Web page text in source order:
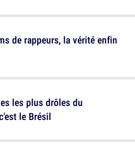
de rappeurs, la vérité enfin
les plus drôles du
le Brésil